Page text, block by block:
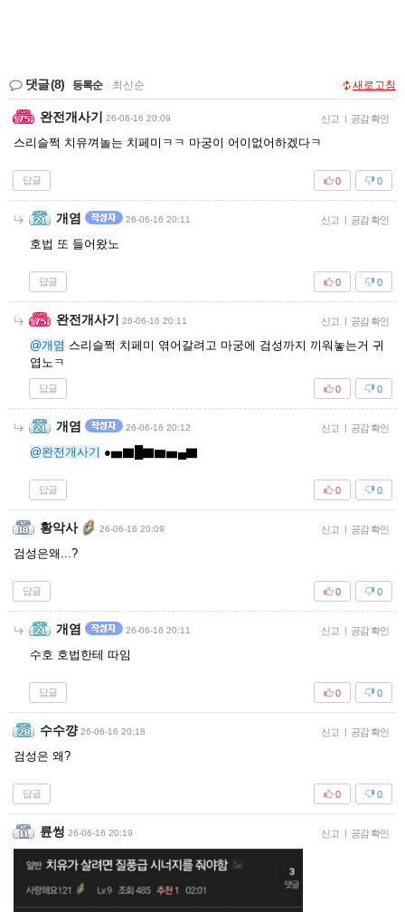
댓글(8) 등록순 최신순 새로고침
완전개사기 26-06-16 20:09 신고 | 공감 확인
스리슬쩍 치유껴놀는 치페미ㅋㅋ 마궁이 어이없어하겠다ㅋ
답글 0
0
개염 26-06-16 20:11 신고 | 공감 확인
호법 또 들어왔노
답글 0
0
완전개사기 26-06-16 20:11 신고 | 공감 확인
@개염 스리슬쩍 치페미 엮어갈려고 마궁에 검성까지 끼워놓는거 귀
엽노ㅋ
답글 0
0
개염 26-06-16 20:12 신고 | 공감 확인
@완전개사기 ●▅▇█▇▆▅▄▇
답글 0
0
황악사 26-06-16 20:09 신고 | 공감 확인
검성은왜...?
답글 0
0
개염 26-06-16 20:11 신고 | 공감 확인
수호 호법한테 따임
답글 0
0
수수꺙 26-06-16 20:18 신고 | 공감 확인
검성은 왜?
답글 0
0
륜썽 26-06-16 20:19 신고 | 공감 확인